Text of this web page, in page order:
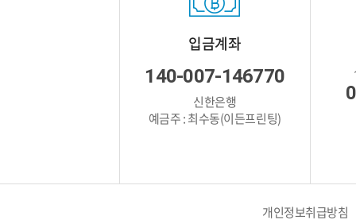
입금계좌
140-007-146770
신한은행
예금주 : 최수동(이든프린팅)
개인정보취급방침